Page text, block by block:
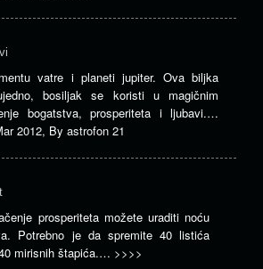
vatre i planeti jupiter. Ova biljka
bosiljak se koristi u magičnim
bogatstva, prosperiteta i ljubavi.…
2012, By astrofon 21
prosperiteta možete uraditi noću
Potrebno je da spremite 40 listića
mirisnih štapića.… >>>>